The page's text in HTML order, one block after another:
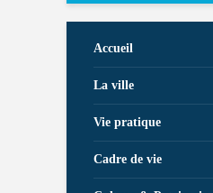
Accueil
La ville
Vie pratique
Cadre de vie